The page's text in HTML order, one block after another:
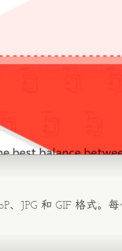
、JPG 和 GIF 格式。